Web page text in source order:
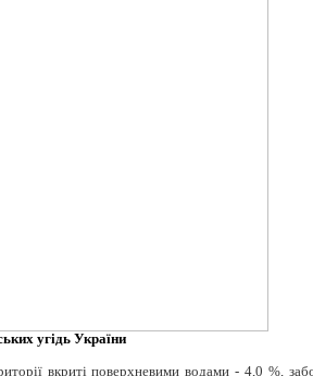
угідь України
вкриті поверхневими водами - 4,0 %,